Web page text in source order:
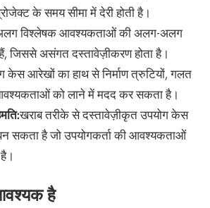
के समय सीमा में देरी होती है।
विश्लेषक आवश्यकताओं की अलग-अलग
जिससे असंगत दस्तावेज़ीकरण होता है।
केस आरेखों का हाथ से निर्माण त्रुटियों, गलत
को लाने में मदद कर सकता है।
खराब तरीके से दस्तावेज़ीकृत उपयोग केस
सकता है जो उपयोगकर्ता की आवश्यकताओं
है